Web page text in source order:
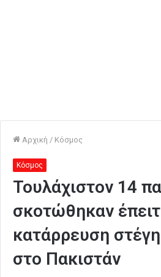
Αρχική / Κόσμος
Κόσμος
Τουλάχιστον 14
σκοτώθηκαν
κατάρρευση
στο Πακιστάν